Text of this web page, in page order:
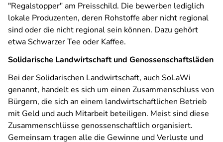
"Regalstopper" am Preisschild. Die bewerben lediglich
lokale Produzenten, deren Rohstoffe aber nicht regional
sind oder die nicht regional sein können. Dazu gehört
etwa Schwarzer Tee oder Kaffee.
Solidarische Landwirtschaft und Genossenschaftsläden
Bei der Solidarischen Landwirtschaft, auch SoLaWi
genannt, handelt es sich um einen Zusammenschluss von
Bürgern, die sich an einem landwirtschaftlichen Betrieb
mit Geld und auch Mitarbeit beteiligen. Meist sind diese
Zusammenschlüsse genossenschaftlich organisiert.
Gemeinsam tragen alle die Gewinne und Verluste und